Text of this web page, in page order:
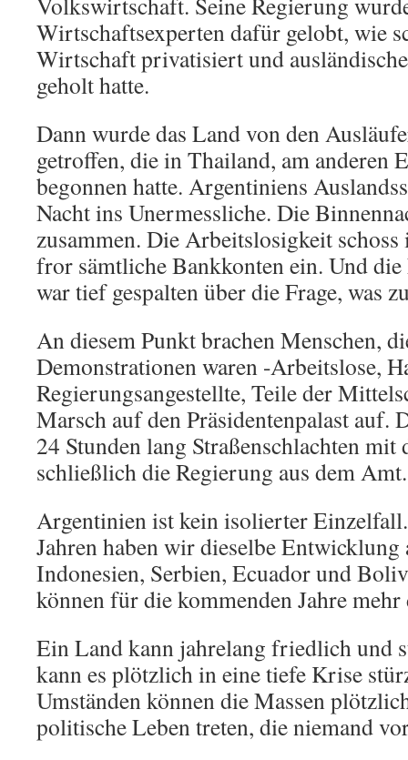
Wirtschaftsexperten dafür gelobt, wie
Wirtschaft privatisiert und
geholt hatte.
Dann wurde das Land von den
getroffen, die in Thailand, am anderen
begonnen hatte. Argentiniens
Nacht ins Unermessliche. Die
zusammen. Die Arbeitslosigkeit schoss
fror sämtliche Bankkonten ein. Und die
war tief gespalten über die Frage, was
An diesem Punkt brachen Menschen,
Demonstrationen waren -Arbeitslose,
Regierungsangestellte, Teile der
Marsch auf den Präsidentenpalast auf.
24 Stunden lang Straßenschlachten
schließlich die Regierung aus dem Amt.
Argentinien ist kein isolierter
Jahren haben wir dieselbe
Indonesien, Serbien, Ecuador und
können für die kommenden Jahre
Ein Land kann jahrelang friedlich und
kann es plötzlich in eine tiefe Krise
Umständen können die Massen
politische Leben treten, die niemand